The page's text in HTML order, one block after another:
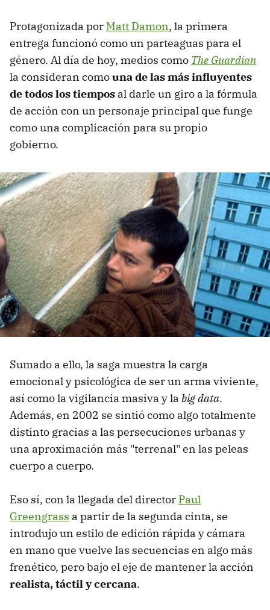
Protagonizada por Matt Damon, la primera
entrega funcionó como un parteaguas para el
género. Al día de hoy, medios como The Guardian
la consideran comouna de las más influyentes
de todos los tiempos al darle un giro a la fórmula
de acción con un personaje principal que funge
como una complicación para su propio
gobierno.
Sumado a ello, la saga muestra la carga
emocional y psicológica de ser un arma viviente,
así como la vigilancia masiva y la big data.
Además, en 2002 se sintió como algo totalmente
distinto gracias a las persecuciones urbanas y
una aproximación más "terrenal" en las peleas
cuerpo a cuerpo.
Eso sí, con la llegada del director Paul
Greengrass a partir de la segunda cinta, se
introdujo un estilo de edición rápida y cámara
en mano que vuelve las secuencias en algo más
frenético, pero bajo el eje de mantener la acción
realista, táctil y cercana.